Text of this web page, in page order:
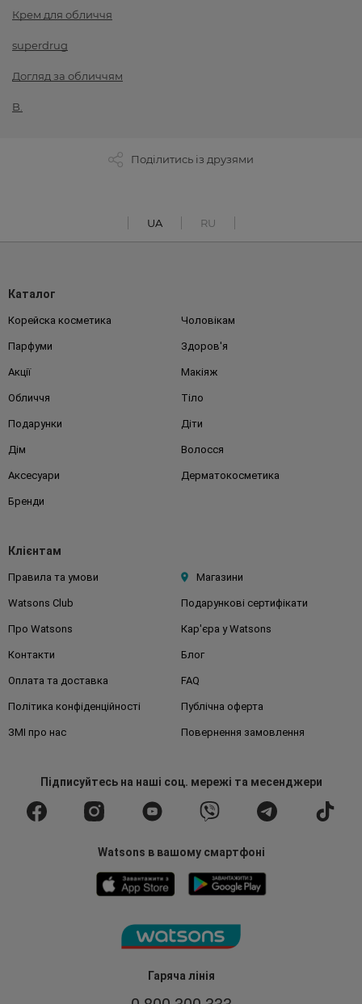
Крем для обличчя
superdrug
Догляд за обличчям
B.
Поділитись із друзями
UA RU
Гаряча лінія
Каталог
Корейска косметика Чоловікам
Парфуми Здоров'я
Акції Макіяж
Обличчя Тіло
Подарунки Діти
Дім Волосся
Аксесуари Дерматокосметика
Бренди
Клієнтам
Правила та умови Магазини
Watsons Club Подарункові сертифікати
Про Watsons Кар'єра у Watsons
Контакти Блог
Оплата та доставка FAQ
Політика конфіденційності Публічна оферта
ЗМІ про нас Повернення замовлення
Підписуйтесьна наші соц. мережі та месенджери
Watsons в вашому смартфоні